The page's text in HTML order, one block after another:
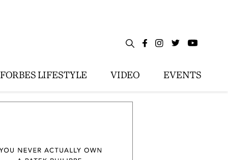
FORBES LIFESTYLE VIDEO EVENTS